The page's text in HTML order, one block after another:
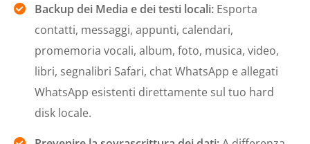
Backup dei Media e dei testi locali: Esporta
contatti, messaggi, appunti, calendari,
promemoria vocali, album, foto, musica, video,
libri, segnalibri Safari, chat WhatsApp e allegati
WhatsApp esistenti direttamente sul tuo hard
disk locale.